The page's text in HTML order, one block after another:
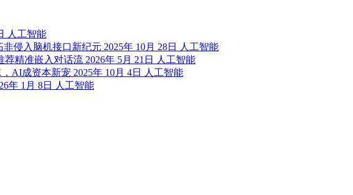
人工智能
侵入脑机接口新纪元 2025年 10月 28日
人工智能
荐精准嵌入对话流 2026年 5月 21日
人工智能
，AI成资本新宠 2025年 10月 4日
人工智能
年 1月 8日 人工智能